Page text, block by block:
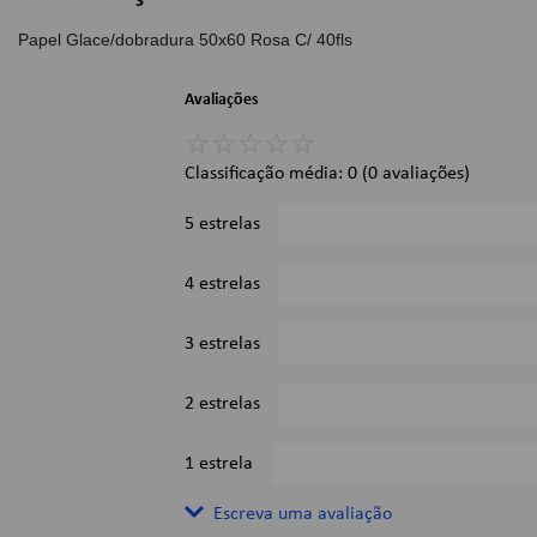
Papel Glace/dobradura 50x60 Rosa C/ 40fls
Avaliações
☆ ☆ ☆ ☆ ☆
Classificação média: 0 (0 avaliações)
5 estrelas
4 estrelas
3 estrelas
2 estrelas
1 estrela
Escreva uma avaliação